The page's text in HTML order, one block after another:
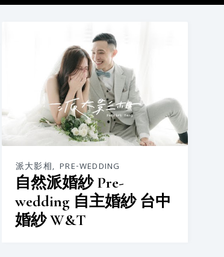
派大影相, PRE-WEDDING
自然派婚紗 Pre-
wedding 自主婚紗 台中
婚紗 W&T